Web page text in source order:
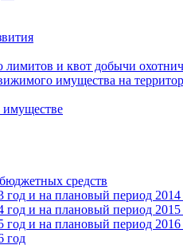
и квот добычи
имущества на
средств
и на плановый период 2014
и на плановый период 2015
и на плановый период 2016
год